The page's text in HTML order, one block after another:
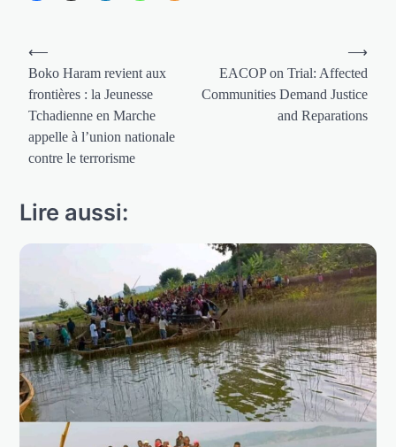
Navigation
de
l’article
⟵
Boko Haram revient aux
frontières : la Jeunesse
Tchadienne en Marche
appelle à l’union nationale
contre le terrorisme
EACOP on Trial: Affected
Communities Demand Justice
and Reparations
⟶
Lire aussi: